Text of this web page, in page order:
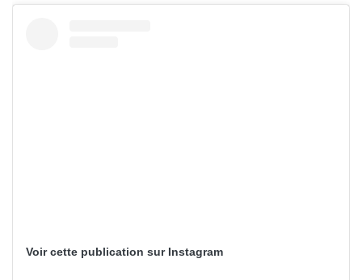
Voir cette publication sur Instagram